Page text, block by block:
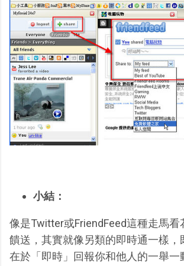
小結：
像是Twitter或FriendFeed這種走馬看
饋送，其實就像另類的即時通一樣，
在於「即時」回報你和他人的一舉一